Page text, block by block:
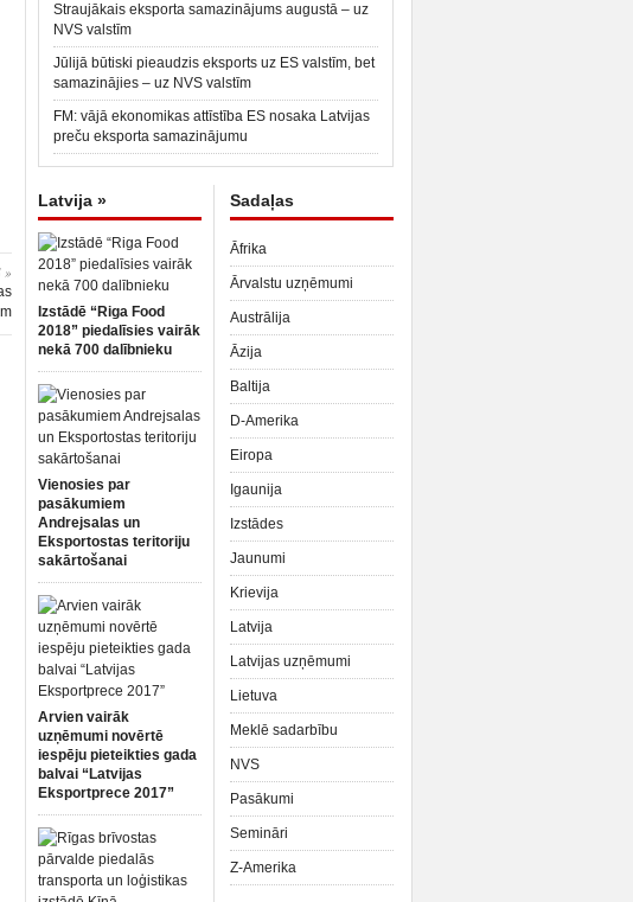
»
Straujākais eksporta samazinājums augustā – uz
NVS valstīm
Jūlijā būtiski pieaudzis eksports uz ES valstīm, bet
samazinājies – uz NVS valstīm
FM: vājā ekonomikas attīstība ES nosaka Latvijas
preču eksporta samazinājumu
Latvija »
Izstādē “Riga Food
2018” piedalīsies vairāk
nekā 700 dalībnieku
Vienosies par
pasākumiem
Andrejsalas un
Eksportostas teritoriju
sakārtošanai
Arvien vairāk
uzņēmumi novērtē
iespēju pieteikties gada
balvai “Latvijas
Eksportprece 2017”
Sadaļas
Āfrika
Ārvalstu uzņēmumi
Austrālija
Āzija
Baltija
D-Amerika
Eiropa
Igaunija
Izstādes
Jaunumi
Krievija
Latvija
Latvijas uzņēmumi
Lietuva
Meklē sadarbību
NVS
Pasākumi
Semināri
Z-Amerika